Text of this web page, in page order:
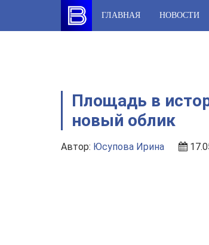
content
ГЛАВНАЯ НОВОСТИ
Площадь в
новый облик
Автор: Юсупова Ирина